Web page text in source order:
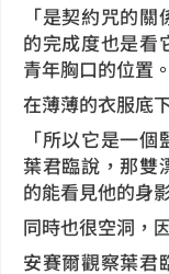
「是契約咒的
的完成度也是看
青年胸口的位置。
在薄薄的衣服底
「所以它是一
葉君臨說，那雙
的能看見他的身
同時也很空洞，
安賽爾觀察葉君